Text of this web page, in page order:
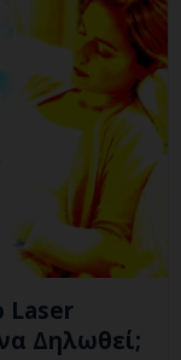
Laser
Δηλωθεί;